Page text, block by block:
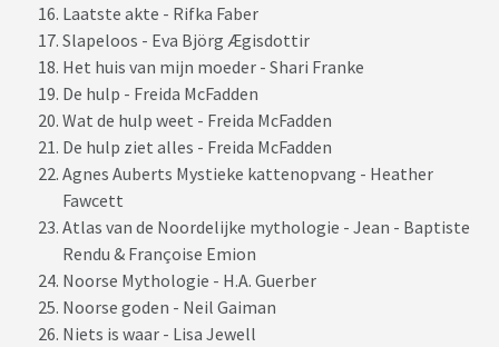
Laatste akte - Rifka Faber
Slapeloos - Eva Björg Ægisdottir
Het huis van mijn moeder - Shari Franke
De hulp - Freida McFadden
Wat de hulp weet - Freida McFadden
De hulp ziet alles - Freida McFadden
Agnes Auberts Mystieke kattenopvang - Heather
Fawcett
Atlas van de Noordelijke mythologie - Jean - Baptiste
Rendu & Françoise Emion
Noorse Mythologie - H.A. Guerber
Noorse goden - Neil Gaiman
Niets is waar - Lisa Jewell